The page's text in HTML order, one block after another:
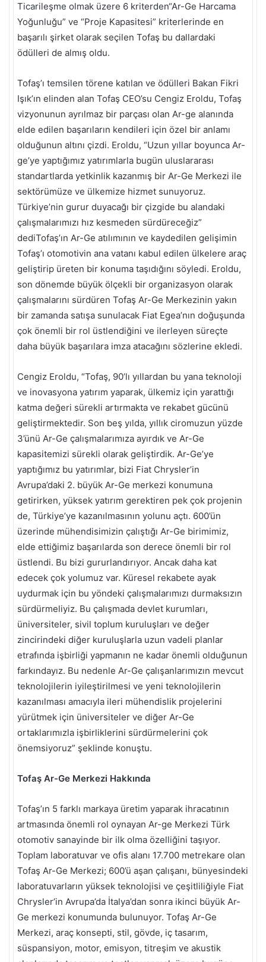
Ticarileşme olmak üzere 6 kriterden“Ar-Ge Harcama
Yoğunluğu” ve “Proje Kapasitesi” kriterlerinde en
başarılı şirket olarak seçilen Tofaş bu dallardaki
ödülleri de almış oldu.
Tofaş’ı temsilen törene katılan ve ödülleri Bakan Fikri
Işık’ın elinden alan Tofaş CEO’su Cengiz Eroldu, Tofaş
vizyonunun ayrılmaz bir parçası olan Ar-ge alanında
elde edilen başarıların kendileri için özel bir anlamı
olduğunun altını çizdi. Eroldu, “Uzun yıllar boyunca Ar-
ge’ye yaptığımız yatırımlarla bugün uluslararası
standartlarda yetkinlik kazanmış bir Ar-Ge Merkezi ile
sektörümüze ve ülkemize hizmet sunuyoruz.
Türkiye’nin gurur duyacağı bir çizgide bu alandaki
çalışmalarımızı hız kesmeden sürdüreceğiz”
dediTofaş’ın Ar-Ge atılımının ve kaydedilen gelişimin
Tofaş’ı otomotivin ana vatanı kabul edilen ülkelere araç
geliştirip üreten bir konuma taşıdığını söyledi. Eroldu,
son dönemde büyük ölçekli bir organizasyon olarak
çalışmalarını sürdüren Tofaş Ar-Ge Merkezinin yakın
bir zamanda satışa sunulacak Fiat Egea’nın doğuşunda
çok önemli bir rol üstlendiğini ve ilerleyen süreçte
daha büyük başarılara imza atacağını sözlerine ekledi.
Cengiz Eroldu, “Tofaş, 90’lı yıllardan bu yana teknoloji
ve inovasyona yatırım yaparak, ülkemiz için yarattığı
katma değeri sürekli artırmakta ve rekabet gücünü
geliştirmektedir. Son beş yılda, yıllık ciromuzun yüzde
3’ünü Ar-Ge çalışmalarımıza ayırdık ve Ar-Ge
kapasitemizi sürekli olarak geliştirdik. Ar-Ge’ye
yaptığımız bu yatırımlar, bizi Fiat Chrysler’in
Avrupa’daki 2. büyük Ar-Ge merkezi konumuna
getirirken, yüksek yatırım gerektiren pek çok projenin
de, Türkiye’ye kazanılmasının yolunu açtı. 600’ün
üzerinde mühendisimizin çalıştığı Ar-Ge birimimiz,
elde ettiğimiz başarılarda son derece önemli bir rol
üstlendi. Bu bizi gururlandırıyor. Ancak daha kat
edecek çok yolumuz var. Küresel rekabete ayak
uydurmak için bu yöndeki çalışmalarımızı durmaksızın
sürdürmeliyiz. Bu çalışmada devlet kurumları,
üniversiteler, sivil toplum kuruluşları ve değer
zincirindeki diğer kuruluşlarla uzun vadeli planlar
etrafında işbirliği yapmanın ne kadar önemli olduğunun
farkındayız. Bu nedenle Ar-Ge çalışanlarımızın mevcut
teknolojilerin iyileştirilmesi ve yeni teknolojilerin
kazanılması amacıyla ileri mühendislik projelerini
yürütmek için üniversiteler ve diğer Ar-Ge
ortaklarımızla işbirliklerini sürdürmelerini çok
önemsiyoruz” şeklinde konuştu.
Tofaş Ar-Ge Merkezi Hakkında
Tofaş’ın 5 farklı markaya üretim yaparak ihracatının
artmasında önemli rol oynayan Ar-ge Merkezi Türk
otomotiv sanayinde bir ilk olma özelliğini taşıyor.
Toplam laboratuvar ve ofis alanı 17.700 metrekare olan
Tofaş Ar-Ge Merkezi; 600’ü aşan çalışanı, bünyesindeki
laboratuvarların yüksek teknolojisi ve çeşitliliğiyle Fiat
Chrysler’in Avrupa’da İtalya’dan sonra ikinci büyük Ar-
Ge merkezi konumunda bulunuyor. Tofaş Ar-Ge
Merkezi, araç konsepti, stil, gövde, iç tasarım,
süspansiyon, motor, emisyon, titreşim ve akustik